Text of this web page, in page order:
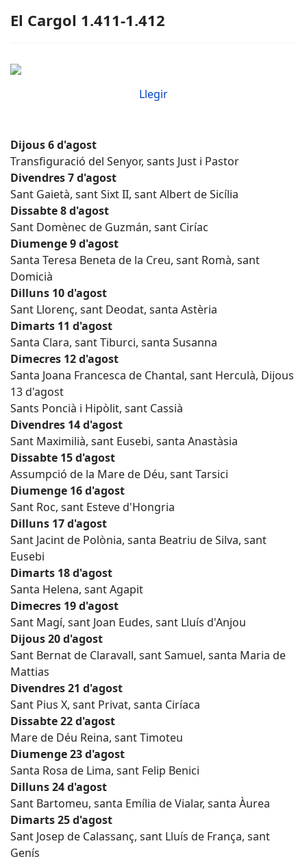
El Cargol 1.411-1.412
Llegir
Dijous 6 d'agost
Transfiguració del Senyor, sants Just i Pastor
Divendres 7 d'agost
Sant Gaietà, sant Sixt II, sant Albert de Sicília
Dissabte 8 d'agost
Sant Domènec de Guzmán, sant Ciríac
Diumenge 9 d'agost
Santa Teresa Beneta de la Creu, sant Romà, sant
Domicià
Dilluns 10 d'agost
Sant Llorenç, sant Deodat, santa Astèria
Dimarts 11 d'agost
Santa Clara, sant Tiburci, santa Susanna
Dimecres 12 d'agost
Santa Joana Francesca de Chantal, sant Herculà, Dijous
13 d'agost
Sants Poncià i Hipòlit, sant Cassià
Divendres 14 d'agost
Sant Maximilià, sant Eusebi, santa Anastàsia
Dissabte 15 d'agost
Assumpció de la Mare de Déu, sant Tarsici
Diumenge 16 d'agost
Sant Roc, sant Esteve d'Hongria
Dilluns 17 d'agost
Sant Jacint de Polònia, santa Beatriu de Silva, sant
Eusebi
Dimarts 18 d'agost
Santa Helena, sant Agapit
Dimecres 19 d'agost
Sant Magí, sant Joan Eudes, sant Lluís d'Anjou
Dijous 20 d'agost
Sant Bernat de Claravall, sant Samuel, santa Maria de
Mattias
Divendres 21 d'agost
Sant Pius X, sant Privat, santa Ciríaca
Dissabte 22 d'agost
Mare de Déu Reina, sant Timoteu
Diumenge 23 d'agost
Santa Rosa de Lima, sant Felip Benici
Dilluns 24 d'agost
Sant Bartomeu, santa Emília de Vialar, santa Àurea
Dimarts 25 d'agost
Sant Josep de Calassanç, sant Lluís de França, sant
Genís